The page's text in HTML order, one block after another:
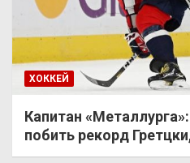
ХОККЕЙ
Капитан
побить рекорд